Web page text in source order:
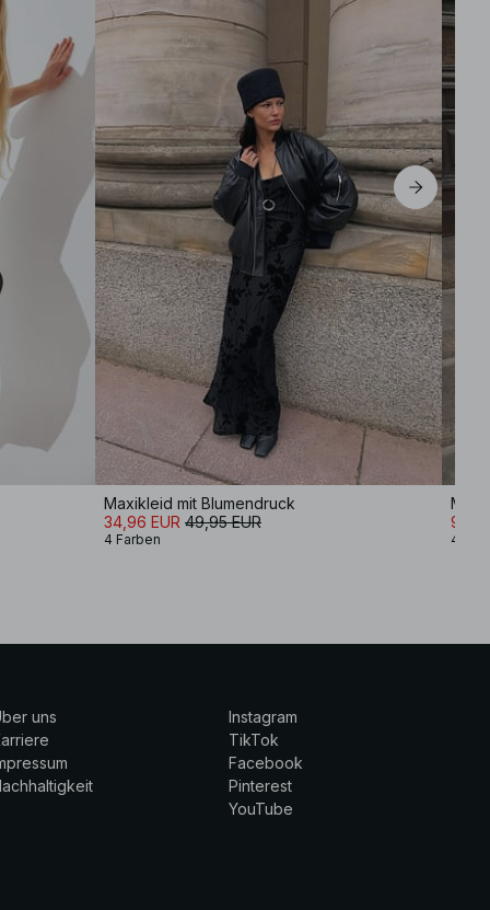
Maxikleid mit Blumendruck
34,96 EUR 49,95 EUR
4 Farben
9,99
4
uns
Instagram
TikTok
Facebook
Pinterest
YouTube